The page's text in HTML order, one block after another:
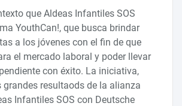
que Aldeas Infantiles SOS
YouthCan!, que busca brindar
a los jóvenes con el fin de que
el mercado laboral y poder llevar
con éxito. La iniciativa,
grandes resultaods de la alianza
Infantiles SOS con Deutsche